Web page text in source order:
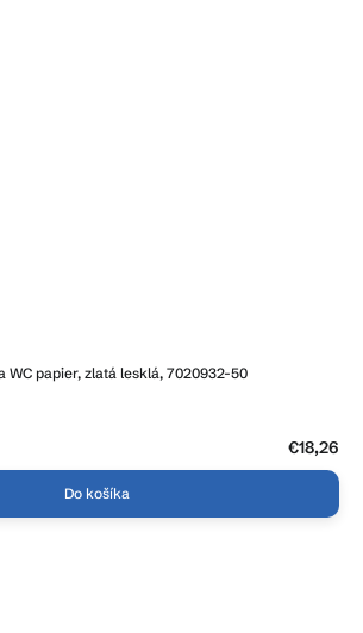
WC papier, zlatá lesklá, 7020932-50
€18,26
Do košíka